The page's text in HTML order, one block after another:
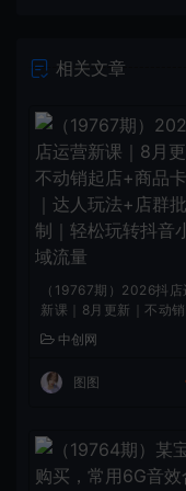
相关文章
（19767期）2026抖店
新课｜8月更新｜不动销
+商品卡爆发｜达人玩法
群批量复制｜轻松玩转
店全域流量
中创网
图图